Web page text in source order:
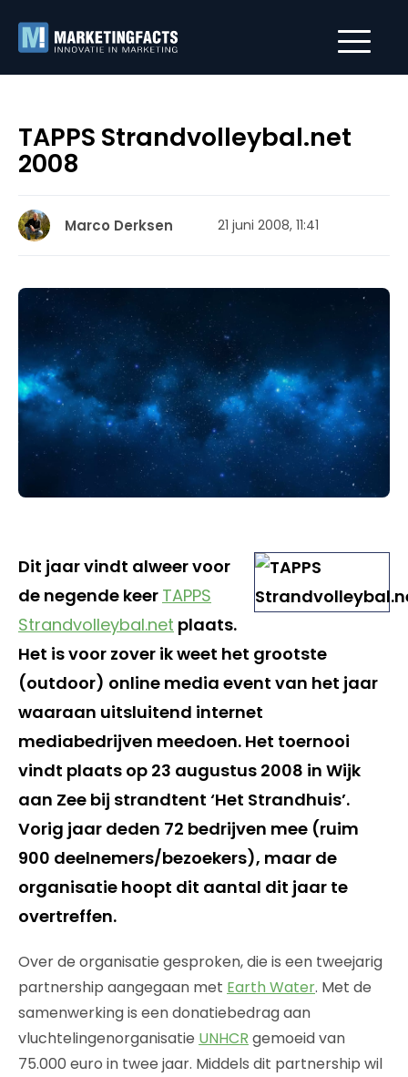
TAPPS Strandvolleybal.net
2008
Marco Derksen 21 juni 2008, 11:41
Dit jaar vindt alweer voor
de negende keer TAPPS
Strandvolleybal.net plaats.
Het is voor zover ik weet het grootste
(outdoor) online media event van het jaar
waaraan uitsluitend internet
mediabedrijven meedoen. Het toernooi
vindt plaats op 23 augustus 2008 in Wijk
aan Zee bij strandtent ‘Het Strandhuis’.
Vorig jaar deden 72 bedrijven mee (ruim
900 deelnemers/bezoekers), maar de
organisatie hoopt dit aantal dit jaar te
overtreffen.
Over de organisatie gesproken, die is een tweejarig
partnership aangegaan met Earth Water. Met de
samenwerking is een donatiebedrag aan
vluchtelingenorganisatie UNHCR gemoeid van
75.000 euro in twee jaar. Middels dit partnership wil